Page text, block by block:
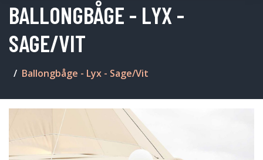
BALLONGBÅGE - LYX -
SAGE/VIT
Ballongbåge - Lyx - Sage/Vit